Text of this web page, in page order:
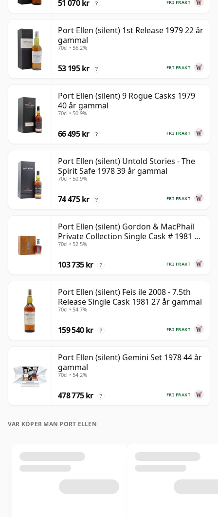
FRI FRAKT
51 070 kr ?
Port Ellen (silent) 1st Release 1979 22 år
gammal
70cl • 56.2%
FRI FRAKT
53 195 kr ?
Port Ellen (silent) 9 Rogue Casks 1979
40 år gammal
70cl • 50.9%
FRI FRAKT
66 495 kr ?
Port Ellen (silent) Untold Stories - The
Spirit Safe 1978 39 år gammal
70cl • 50.9%
FRI FRAKT
74 475 kr ?
Port Ellen (silent) Gordon & MacPhail
Private Collection Single Cask # 1981 42
år gammal
70cl • 52.5%
FRI FRAKT
103 735 kr ?
Port Ellen (silent) Feis ile 2008 - 7.5th
Release Single Cask 1981 27 år gammal
70cl • 54.7%
FRI FRAKT
159 540 kr ?
Port Ellen (silent) Gemini Set 1978 44 år
gammal
70cl • 54.2%
FRI FRAKT
478 775 kr ?
VAR KÖPER MAN PORT ELLEN